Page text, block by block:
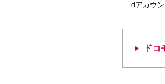
dアカウ
ドコ